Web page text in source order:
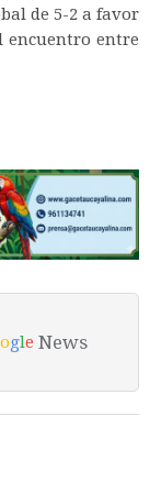
de 5-2 a favor
encuentro entre
ogle News